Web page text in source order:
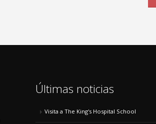
Últimas noticias
Visita a The King's Hospital School